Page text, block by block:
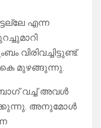
എന്ന
വിരിവച്ചിട്ടുണ്ട്.
മുഴങ്ങുന്നു.
വച്ച് അവൾ
അനുമോൾ